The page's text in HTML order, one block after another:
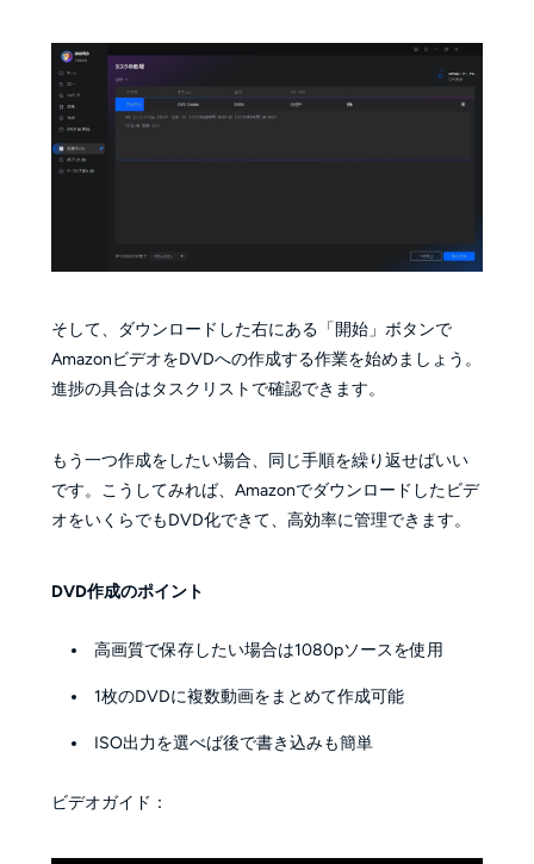
そして、ダウンロードした右にある「開始」ボタンで
AmazonビデオをDVDへの作成する作業を始めましょう。
進捗の具合はタスクリストで確認できます。
もう一つ作成をしたい場合、同じ手順を繰り返せばいい
です。こうしてみれば、Amazonでダウンロードしたビデ
オをいくらでもDVD化できて、高効率に管理できます。
DVD作成のポイント
高画質で保存したい場合は1080pソースを使用
1枚のDVDに複数動画をまとめて作成可能
ISO出力を選べば後で書き込みも簡単
ビデオガイド：